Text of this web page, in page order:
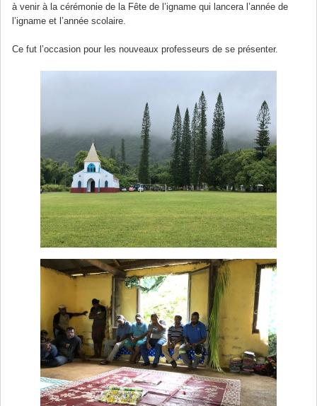
à venir à la cérémonie de la Fête de l’igname qui lancera l’année de
l’igname et l’année scolaire.
Ce fut l’occasion pour les nouveaux professeurs de se présenter.